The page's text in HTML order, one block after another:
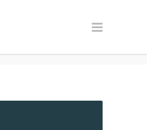
kancelarii